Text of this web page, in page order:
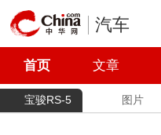
汽车
首页 文章
宝骏RS-5 图片